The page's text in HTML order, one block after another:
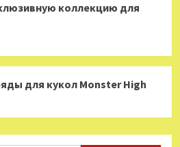
коллекцию для
для кукол Monster High